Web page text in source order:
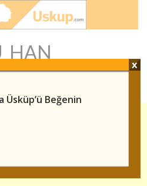
HAN
Üsküp’ü Beğenin
x